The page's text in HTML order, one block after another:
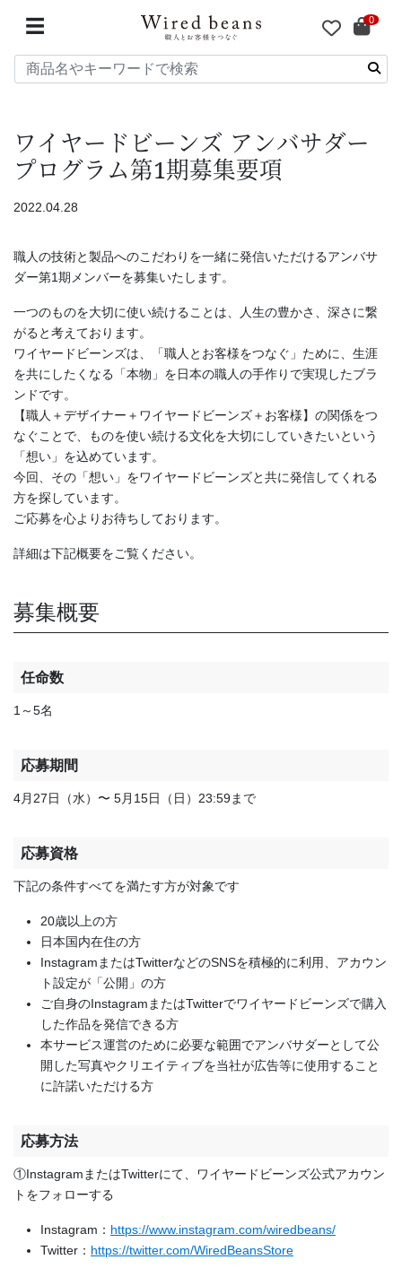
☰ 0
ワイヤードビーンズ アンバサダー
プログラム第1期募集要項
2022.04.28
職人の技術と製品へのこだわりを一緒に発信いただけるアンバサ
ダー第1期メンバーを募集いたします。
一つのものを大切に使い続けることは、人生の豊かさ、深さに繋
がると考えております。
ワイヤードビーンズは、「職人とお客様をつなぐ」ために、生涯
を共にしたくなる「本物」を日本の職人の手作りで実現したブラ
ンドです。
【職人＋デザイナー＋ワイヤードビーンズ＋お客様】の関係をつ
なぐことで、ものを使い続ける文化を大切にしていきたいという
「想い」を込めています。
今回、その「想い」をワイヤードビーンズと共に発信してくれる
方を探しています。
ご応募を心よりお待ちしております。
詳細は下記概要をご覧ください。
募集概要
任命数
1～5名
応募期間
4月27日（水）〜 5月15日（日）23:59まで
応募資格
下記の条件すべてを満たす方が対象です
20歳以上の方
日本国内在住の方
InstagramまたはTwitterなどのSNSを積極的に利用、アカウン
ト設定が「公開」の方
ご自身のInstagramまたはTwitterでワイヤードビーンズで購入
した作品を発信できる方
本サービス運営のために必要な範囲でアンバサダーとして公
開した写真やクリエイティブを当社が広告等に使用すること
に許諾いただける方
応募方法
①InstagramまたはTwitterにて、ワイヤードビーンズ公式アカウン
トをフォローする
Instagram： https://www.instagram.com/wiredbeans/
Twitter： https://twitter.com/WiredBeansStore